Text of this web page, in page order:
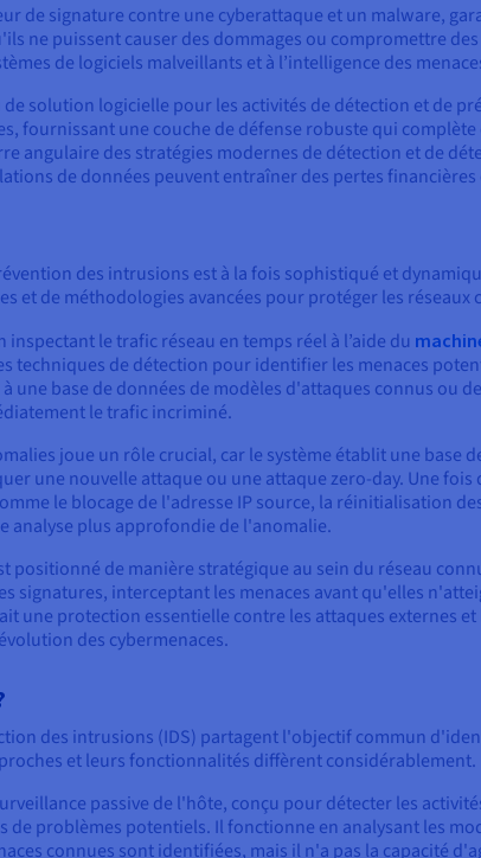
de signature contre une cyberattaque et un malware,
ne puissent causer des dommages ou compromettre
de logiciels malveillants et à l’intelligence des
solution logicielle pour les activités de détection et de
fournissant une couche de défense robuste qui
angulaire des stratégies modernes de détection et de
de données peuvent entraîner des pertes
des intrusions est à la fois sophistiqué et
et de méthodologies avancées pour protéger les réseaux
le trafic réseau en temps réel à l’aide du
techniques de détection pour identifier les menaces
une base de données de modèles d'attaques connus ou
le trafic incriminé.
joue un rôle crucial, car le système établit une
une nouvelle attaque ou une attaque zero-day. Une fois
le blocage de l'adresse IP source, la réinitialisation
analyse plus approfondie de l'anomalie.
positionné de manière stratégique au sein du réseau
signatures, interceptant les menaces avant qu'elles
une protection essentielle contre les attaques externes
des cybermenaces.
des intrusions (IDS) partagent l'objectif commun
et leurs fonctionnalités diffèrent considérablement.
passive de l'hôte, conçu pour détecter les
problèmes potentiels. Il fonctionne en analysant les
connues sont identifiées, mais il n'a pas la capacité